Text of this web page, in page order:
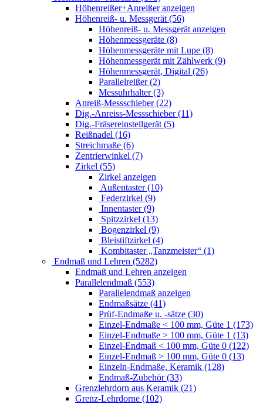
Höhenreißer+Anreißer anzeigen
Höhenreiß- u. Messgerät (56)
Höhenreiß- u. Messgerät anzeigen
Höhenmessgeräte (8)
Höhenmessgeräte mit Lupe (8)
Höhenmessgerät mit Zählwerk (9)
Höhenmessgerät, Digital (26)
Parallelreißer (2)
Messuhrhalter (3)
Anreiß-Messschieber (22)
Dig.-Anreiss-Messschieber (11)
Dig.-Fräsereinstellgerät (5)
Reißnadel (16)
Streichmaße (6)
Zentrierwinkel (7)
Zirkel (55)
Zirkel anzeigen
Außentaster (10)
Federzirkel (9)
Innentaster (9)
Spitzzirkel (13)
Bogenzirkel (9)
Bleistiftzirkel (4)
Kombitaster „Tanzmeister“ (1)
Endmaß und Lehren (5282)
Endmaß und Lehren anzeigen
Parallelendmaß (553)
Parallelendmaß anzeigen
Endmaßsätze (41)
Prüf-Endmaße u. -sätze (30)
Einzel-Endmaße < 100 mm, Güte 1 (173)
Einzel-Endmaße > 100 mm, Güte 1 (13)
Einzel-Endmaß < 100 mm, Güte 0 (122)
Einzel-Endmaß > 100 mm, Güte 0 (13)
Einzeln-Endmaße, Keramik (128)
Endmaß-Zubehör (33)
Grenzlehrdorn aus Keramik (21)
Grenz-Lehrdorne (102)